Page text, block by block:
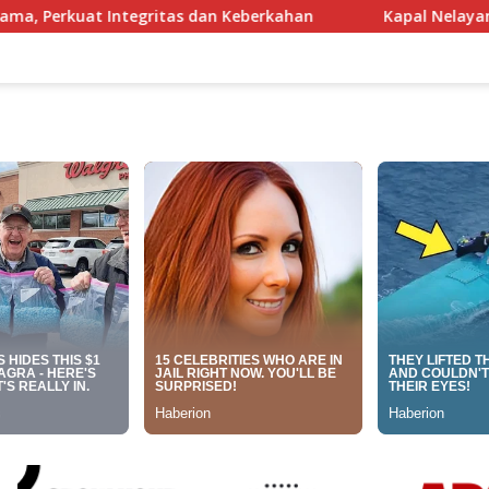
Keberkahan Kapal Nelayan Karangsong Indramayu